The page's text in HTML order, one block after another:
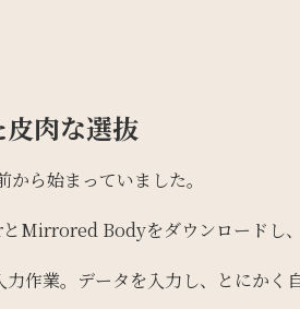
肉な選抜
ら始まっていました。
Mirrored Bodyをダウンロードし、
作業。データを入力し、とにかく